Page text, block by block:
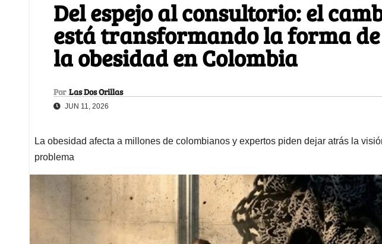
Del espejo al consultorio: el
está transformando la forma
la obesidad en Colombia
Por Las Dos Orillas
JUN 11, 2026
La obesidad afecta a millones de colombianos y expertos piden dejar atrás la
problema